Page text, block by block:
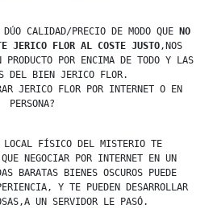
CALIDAD/PRECIO DE MODO QUE
NO
JERICO FLOR AL COSTE JUSTO,NOS
PRODUCTO POR ENCIMA DE TODO Y LAS
DEL BIEN JERICO FLOR.
JERICO FLOR POR INTERNET O EN
PERSONA?
LOCAL FÍSICO DEL MISTERIO TE
NEGOCIAR POR INTERNET EN UN
BARATAS BIENES OSCUROS PUEDE
Y TE PUEDEN DESARROLLAR
UN SERVIDOR LE PASÓ.